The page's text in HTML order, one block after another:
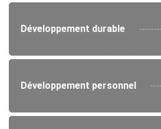
Développement durable
Développement personnel